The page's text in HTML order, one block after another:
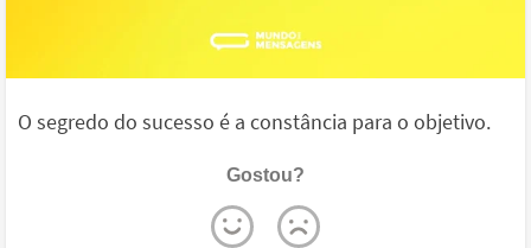
O segredo do sucesso é a constância para o objetivo.
Gostou?